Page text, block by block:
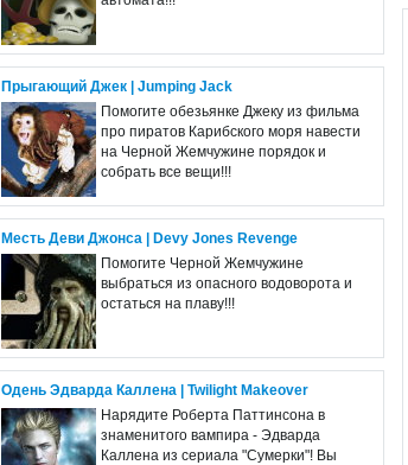
Прыгающий Джек | Jumping Jack
Помогите обезьянке Джеку из фильма
про пиратов Карибского моря навести
на Черной Жемчужине порядок и
собрать все вещи!!!
Месть Деви Джонса | Devy Jones Revenge
Помогите Черной Жемчужине
выбраться из опасного водоворота и
остаться на плаву!!!
Одень Эдварда Каллена | Twilight Makeover
Нарядите Роберта Паттинсона в
знаменитого вампира - Эдварда
Каллена из сериала "Сумерки"! Вы